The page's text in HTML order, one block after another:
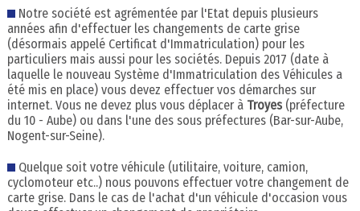
Notre société est agrémentée par l'Etat depuis plusieurs
années afin d'effectuer les changements de carte grise
(désormais appelé Certificat d'Immatriculation) pour les
particuliers mais aussi pour les sociétés. Depuis 2017 (date à
laquelle le nouveau Système d'Immatriculation des Véhicules a
été mis en place) vous devez effectuer vos démarches sur
internet. Vous ne devez plus vous déplacer à Troyes(préfecture
du 10 - Aube) ou dans l'une des sous préfectures (Bar-sur-Aube,
Nogent-sur-Seine).
Quelque soit votre véhicule (utilitaire, voiture, camion,
cyclomoteur etc..) nous pouvons effectuer votre changement de
carte grise. Dans le cas de l'achat d'un véhicule d'occasion vous